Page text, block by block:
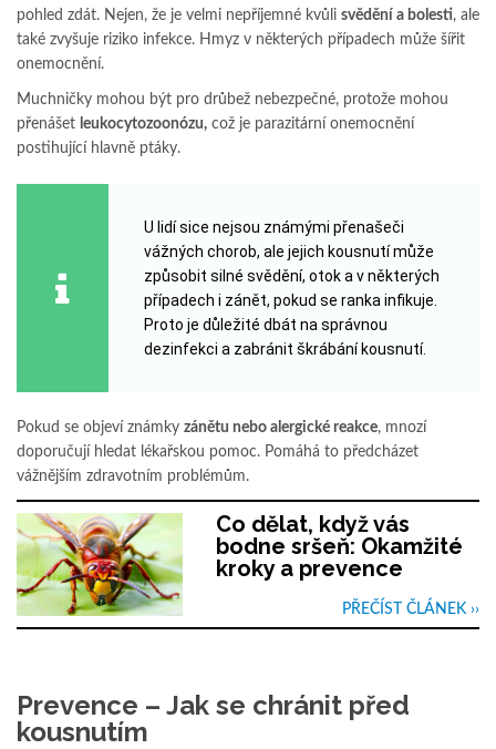
pohled zdát. Nejen, že je velmi nepříjemné kvůli svědění a bolesti, ale
také zvyšuje riziko infekce. Hmyz v některých případech může šířit
onemocnění.
Muchničky mohou být pro drůbež nebezpečné, protože mohou
přenášet leukocytozoonózu, což je parazitární onemocnění
postihující hlavně ptáky.
U lidí sice nejsou známými přenašeči
vážných chorob, ale jejich kousnutí může
způsobit silné svědění, otok a v některých
případech i zánět, pokud se ranka infikuje.
Proto je důležité dbát na správnou
dezinfekci a zabránit škrábání kousnutí.
Pokud se objeví známky zánětu nebo alergické reakce, mnozí
doporučují hledat lékařskou pomoc. Pomáhá to předcházet
vážnějším zdravotním problémům.
Co dělat, když vás
bodne sršeň: Okamžité
kroky a prevence
PŘEČÍST ČLÁNEK ››
Prevence – Jak se chránit před
kousnutím